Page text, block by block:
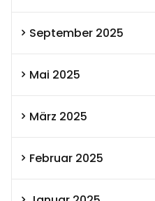
September 2025
Mai 2025
März 2025
Februar 2025